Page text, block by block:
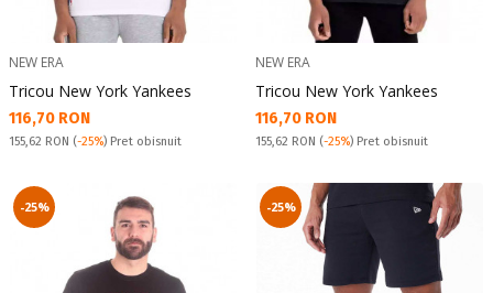
NEW ERA
Tricou New York Yankees
Текуща цена:
116,70 RON
Pret obisnuit:
155,62 RON (-25%) Pret obisnuit
NEW ERA
Tricou New York Yankees
Текуща цена:
116,70 RON
Pret obisnuit:
155,62 RON (-25%) Pret obisnuit
-25% -25%